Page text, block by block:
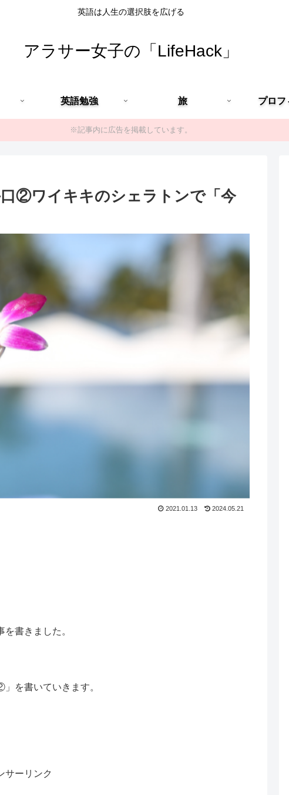
英語は人生の選択肢を広げる
アラサー女子の「LifeHack」
英語勉強 旅 プロフ
※記事内に広告を掲載しています。
②ワイキキのシェラトンで「今
2021.01.13 2024.05.21
書きました。
を書いていきます。
サーリンク